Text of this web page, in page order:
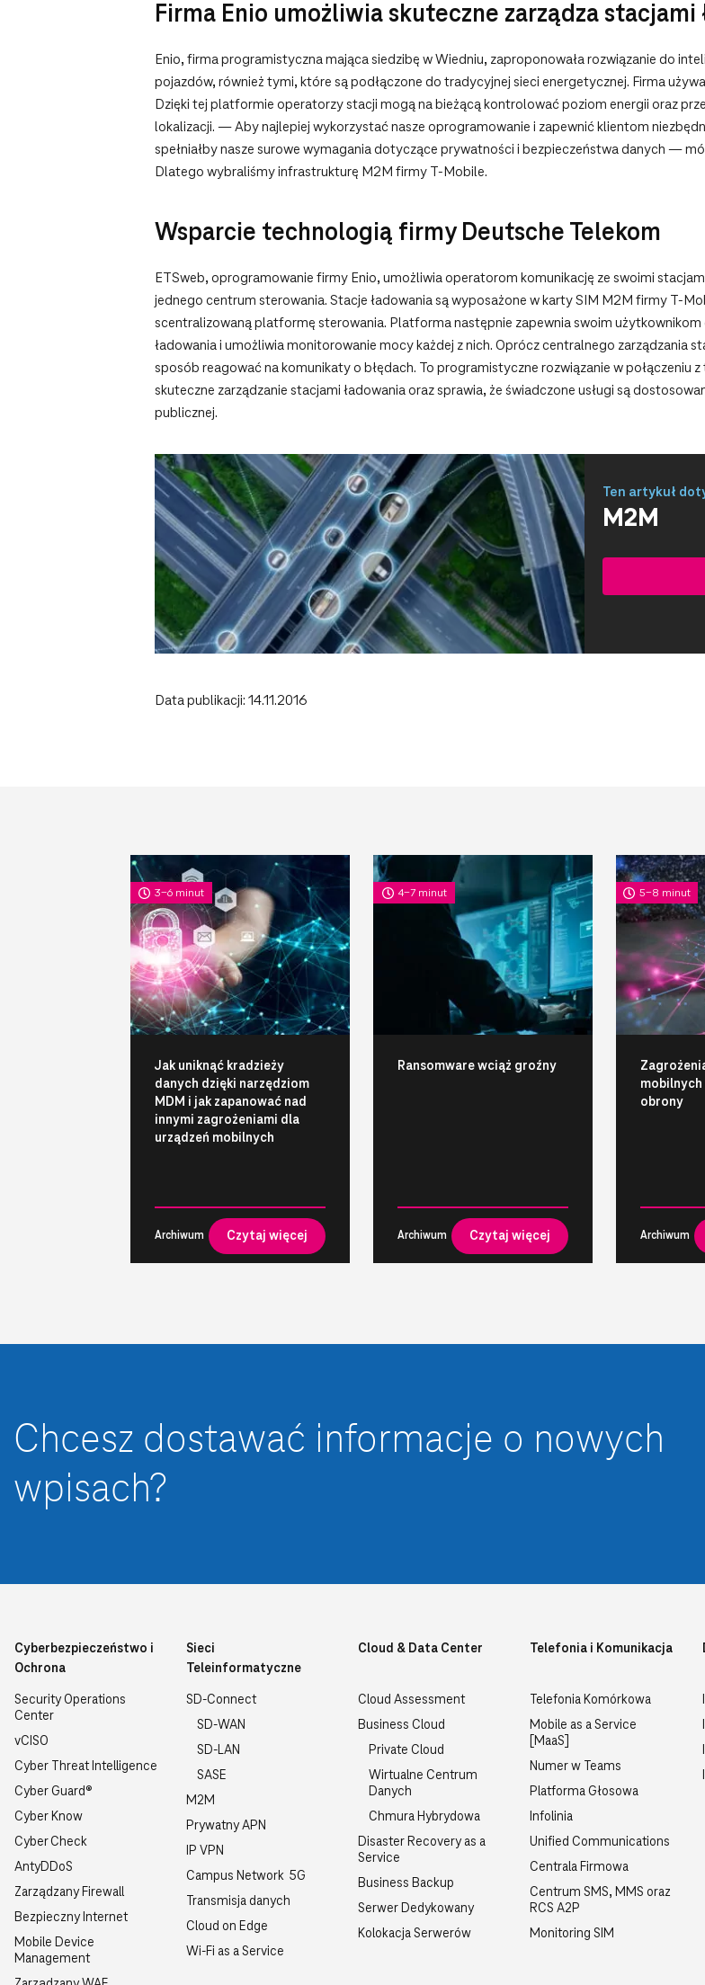
Firma Enio umożliwia skuteczne zarządza stacjami
Enio, firma programistyczna mająca siedzibę w Wiedniu, zaproponowała rozwiązanie do
pojazdów, również tymi, które są podłączone do tradycyjnej sieci energetycznej. Firma
Dzięki tej platformie operatorzy stacji mogą na bieżącą kontrolować poziom energii oraz
lokalizacji. — Aby najlepiej wykorzystać nasze oprogramowanie i zapewnić klientom
spełniałby nasze surowe wymagania dotyczące prywatności i bezpieczeństwa danych —
Dlatego wybraliśmy infrastrukturę M2M firmy T-Mobile.
Wsparcie technologią firmy Deutsche Telekom
ETSweb, oprogramowanie firmy Enio, umożliwia operatorom komunikację ze swoimi
jednego centrum sterowania. Stacje ładowania są wyposażone w karty SIM M2M firmy T-
scentralizowaną platformę sterowania. Platforma następnie zapewnia swoim
ładowania i umożliwia monitorowanie mocy każdej z nich. Oprócz centralnego zarządzania
sposób reagować na komunikaty o błędach. To programistyczne rozwiązanie w połączeniu
skuteczne zarządzanie stacjami ładowania oraz sprawia, że świadczone usługi są
publicznej.
Ten artykuł
M2M
Data publikacji: 14.11.2016
3-6 minut
Jak uniknąć kradzieży
danych dzięki narzędziom
MDM i jak zapanować nad
innymi zagrożeniami dla
urządzeń mobilnych
Archiwum Czytaj więcej
4-7 minut
Ransomware wciąż groźny
Archiwum Czytaj więcej
5-8 minut
obrony
Archiwum
Chcesz dostawać informacje o nowych
wpisach?
Cyberbezpieczeństwo i
Ochrona
Security Operations
Center
vCISO
Cyber Threat Intelligence
Cyber Guard®
Cyber Know
Cyber Check
AntyDDoS
Zarządzany Firewall
Bezpieczny Internet
Mobile Device
Management
Sieci
Teleinformatyczne
SD-Connect
SD-WAN
SD-LAN
SASE
M2M
Prywatny APN
IP VPN
Campus Network 5G
Transmisja danych
Cloud on Edge
Wi-Fi as a Service
Cloud & Data Center
Cloud Assessment
Business Cloud
Private Cloud
Wirtualne Centrum
Danych
Chmura Hybrydowa
Disaster Recovery as a
Service
Business Backup
Serwer Dedykowany
Kolokacja Serwerów
Telefonia i Komunikacja
Telefonia Komórkowa
Mobile as a Service
[MaaS]
Numer w Teams
Platforma Głosowa
Infolinia
Unified Communications
Centrala Firmowa
Centrum SMS, MMS oraz
RCS A2P
Monitoring SIM